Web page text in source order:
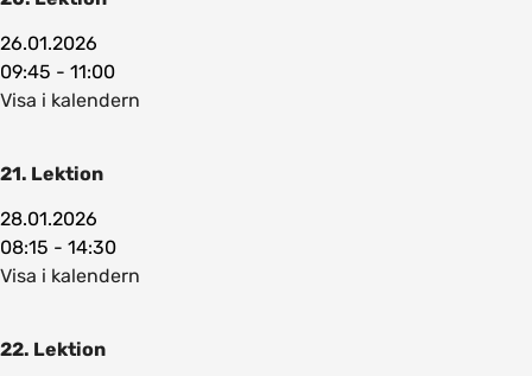
26.01.2026
09:45 - 11:00
Visa i kalendern
21. Lektion
28.01.2026
08:15 - 14:30
Visa i kalendern
22. Lektion